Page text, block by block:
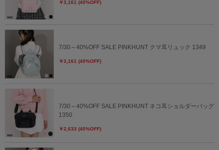
￥3,161 (40%OFF)
7/30～40%OFF SALE PINKHUNT クマ耳リュック 1349
￥3,161 (40%OFF)
7/30～40%OFF SALE PINKHUNT ネコ耳ショルダーバッグ
1350
￥2,633 (40%OFF)